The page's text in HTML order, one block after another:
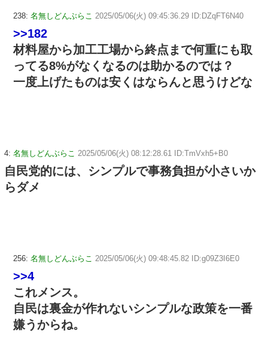
238: 名無しどんぶらこ 2025/05/06(火) 09:45:36.29 ID:DZqFT6N40
>>182
材料屋から加工工場から終点まで何重にも取
ってる8%がなくなるのは助かるのでは？
一度上げたものは安くはならんと思うけどな
4: 名無しどんぶらこ 2025/05/06(火) 08:12:28.61 ID:TmVxh5+B0
自民党的には、シンプルで事務負担が小さいか
らダメ
256: 名無しどんぶらこ 2025/05/06(火) 09:48:45.82 ID:g09Z3I6E0
>>4
これメンス。
自民は裏金が作れないシンプルな政策を一番
嫌うからね。